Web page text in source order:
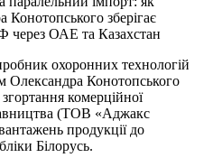
охоронних технологій
Олександра Конотопського
комерційної
(ТОВ «Аджакс
продукції до
Білорусь.